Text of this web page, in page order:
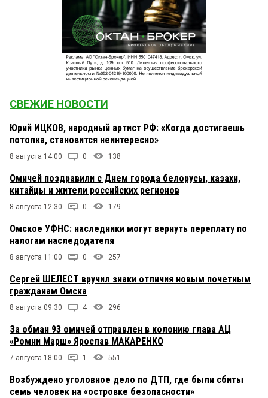
СВЕЖИЕ НОВОСТИ
Юрий ИЦКОВ, народный артист РФ: «Когда достигаешь
потолка, становится неинтересно»
8 августа 14:00 0 138
Омичей поздравили с Днем города белорусы, казахи,
китайцы и жители российских регионов
8 августа 12:30 0 179
Омское УФНС: наследники могут вернуть переплату по
налогам наследодателя
8 августа 11:00 0 257
Сергей ШЕЛЕСТ вручил знаки отличия новым почетным
гражданам Омска
8 августа 09:30 4 296
За обман 93 омичей отправлен в колонию глава АЦ
«Ромни Марш» Ярослав МАКАРЕНКО
7 августа 18:00 1 551
Возбуждено уголовное дело по ДТП, где были сбиты
семь человек на «островке безопасности»